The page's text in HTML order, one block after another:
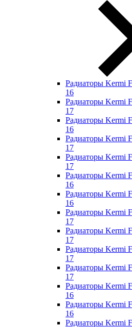
Радиаторы Kermi
16
Радиаторы Kermi
17
Радиаторы Kermi
16
Радиаторы Kermi
17
Радиаторы Kermi
17
Радиаторы Kermi
16
Радиаторы Kermi
16
Радиаторы Kermi
17
Радиаторы Kermi
17
Радиаторы Kermi
17
Радиаторы Kermi
17
Радиаторы Kermi
16
Радиаторы Kermi
16
Радиаторы Kermi